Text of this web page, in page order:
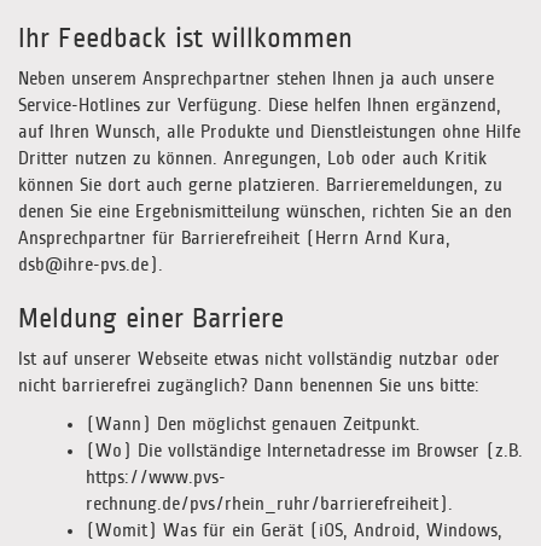
Ihr Feedback ist willkommen
Neben unserem Ansprechpartner stehen Ihnen ja auch unsere
Service-Hotlines zur Verfügung. Diese helfen Ihnen ergänzend,
auf Ihren Wunsch, alle Produkte und Dienstleistungen ohne Hilfe
Dritter nutzen zu können. Anregungen, Lob oder auch Kritik
können Sie dort auch gerne platzieren. Barrieremeldungen, zu
denen Sie eine Ergebnismitteilung wünschen, richten Sie an den
Ansprechpartner für Barrierefreiheit (Herrn Arnd Kura,
dsb@ihre-pvs.de).
Meldung einer Barriere
Ist auf unserer Webseite etwas nicht vollständig nutzbar oder
nicht barrierefrei zugänglich? Dann benennen Sie uns bitte:
(Wann) Den möglichst genauen Zeitpunkt.
(Wo) Die vollständige Internetadresse im Browser (z.B.
https://www.pvs-
rechnung.de/pvs/rhein_ruhr/barrierefreiheit).
(Womit) Was für ein Gerät (iOS, Android, Windows,